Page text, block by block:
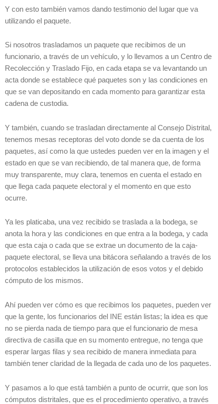
Y con esto también vamos dando testimonio del lugar que va
utilizando el paquete.
Si nosotros trasladamos un paquete que recibimos de un
funcionario, a través de un vehículo, y lo llevamos a un Centro de
Recolección y Traslado Fijo, en cada etapa se va levantando un
acta donde se establece qué paquetes son y las condiciones en
que se van depositando en cada momento para garantizar esta
cadena de custodia.
Y también, cuando se trasladan directamente al Consejo Distrital,
tenemos mesas receptoras del voto donde se da cuenta de los
paquetes, así como la que ustedes pueden ver en la imagen y el
estado en que se van recibiendo, de tal manera que, de forma
muy transparente, muy clara, tenemos en cuenta el estado en
que llega cada paquete electoral y el momento en que esto
ocurre.
Ya les platicaba, una vez recibido se traslada a la bodega, se
anota la hora y las condiciones en que entra a la bodega, y cada
que esta caja o cada que se extrae un documento de la caja-
paquete electoral, se lleva una bitácora señalando a través de los
protocolos establecidos la utilización de esos votos y el debido
cómputo de los mismos.
Ahí pueden ver cómo es que recibimos los paquetes, pueden ver
que la gente, los funcionarios del INE están listas; la idea es que
no se pierda nada de tiempo para que el funcionario de mesa
directiva de casilla que en su momento entregue, no tenga que
esperar largas filas y sea recibido de manera inmediata para
también tener claridad de la llegada de cada uno de los paquetes.
Y pasamos a lo que está también a punto de ocurrir, que son los
cómputos distritales, que es el procedimiento operativo, a través